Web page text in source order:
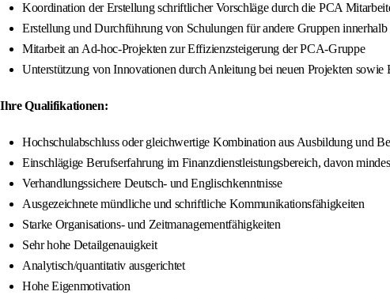
Koordination der Erstellung schriftlicher Vorschläge durch die PCA
Erstellung und Durchführung von Schulungen für andere Gruppen
Mitarbeit an Ad-hoc-Projekten zur Effizienzsteigerung der PCA-Gruppe
Unterstützung von Innovationen durch Anleitung bei neuen Projekten
Ihre Qualifikationen:
Hochschulabschluss oder gleichwertige Kombination aus Ausbildung und
Einschlägige Berufserfahrung im Finanzdienstleistungsbereich, davon
Verhandlungssichere Deutsch- und Englischkenntnisse
Ausgezeichnete mündliche und schriftliche Kommunikationsfähigkeiten
Starke Organisations- und Zeitmanagementfähigkeiten
Sehr hohe Detailgenauigkeit
Analytisch/quantitativ ausgerichtet
Hohe Eigenmotivation